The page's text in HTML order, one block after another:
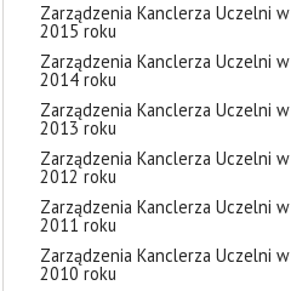
Zarządzenia Kanclerza Uczelni w
2015 roku
Zarządzenia Kanclerza Uczelni w
2014 roku
Zarządzenia Kanclerza Uczelni w
2013 roku
Zarządzenia Kanclerza Uczelni w
2012 roku
Zarządzenia Kanclerza Uczelni w
2011 roku
Zarządzenia Kanclerza Uczelni w
2010 roku